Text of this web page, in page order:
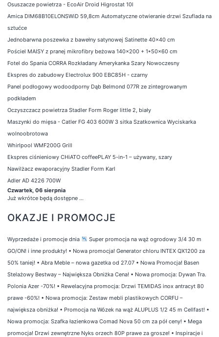
Osuszacze powietrza - EcoAir Droid Higrostat 10l
Amica DIM68B10ELONSWiD 59,8cm Automatyczne otwieranie drzwi Szuflada na
sztućce
Jednobarwna poszewka z bawełny satynowej Satinette 40x40 cm
Pościel MAISY z pranej mikrofibry beżowa 140x200 + 1*50x60 cm
Fotel do Spania CORRA Rozkładany Amerykanka Szary Nowoczesny
Ekspres do zabudowy Electrolux 900 EBC85H - czarny
Panel podłogowy wodoodporny Dąb Belmond 077R ze zintegrowanym
podkładem
Oczyszczacz powietrza Stadler Form Roger little 2, biały
Maszynki do mięsa - Catler FG 403 600W 3 sitka Szatkownica Wyciskarka
wolnoobrotowa
Whirlpool WMF200G Grill
Ekspres ciśnieniowy CHiATO coffeePLAY 5-in-1 – używany, szary
Nawilżacz ewaporacyjny Stadler Form Karl
Adler AD 4226 700W
Czwartek, 06 sierpnia
Już wkrótce będą dostępne ...
OKAZJE I PROMOCJE
Wyprzedaże i promocje dnia
Super promocja na wąż ogrodowy 3/4 30 m
GO/ON! i inne produkty! • Nowa promocja! Generator chloru INTEX QX1200 za
50% taniej! • Abra Meble – nowa gazetka od 27.07 • Nowa Promocja! Basen
Stelażowy Bestway – Największa Obniżka Cena! • Nowa promocja: Dywan Tra.
Polonia Azer -70%! • Rewelacyjna promocja: Drzwi TEMIDAS inox antracyt 80
prawe -60%! • Nowa promocja: Zestaw mebli plastikowych CORFU –
największa obniżka! • Promocja na Wózek na wąż ALUPLUS 1/2 45 m Cellfast! •
Nowa promocja: Szafka łazienkowa Comad Nova 50 cm za pół ceny! • Mega
promocja! Drzwi zewnętrzne Nyks orzech 80P prawe za grosze! • Inspiracje i